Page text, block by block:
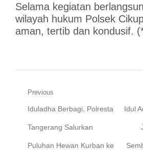
Selama kegiatan
wilayah hukum Polsek
aman, tertib dan kondusif.
Navigasi
pos
Previous
Previous
post:
Iduladha Berbagi, Polresta
Tangerang Salurkan
Puluhan Hewan Kurban ke
Idul